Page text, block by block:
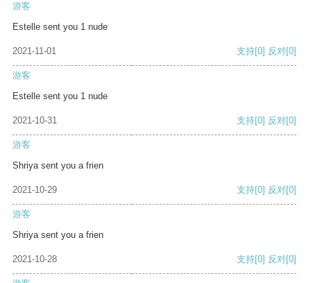
游客
Estelle sent you 1 nude
2021-11-01 支持[0] 反对[0]
游客
Estelle sent you 1 nude
2021-10-31 支持[0] 反对[0]
游客
Shriya sent you a frien
2021-10-29 支持[0] 反对[0]
游客
Shriya sent you a frien
2021-10-28 支持[0] 反对[0]